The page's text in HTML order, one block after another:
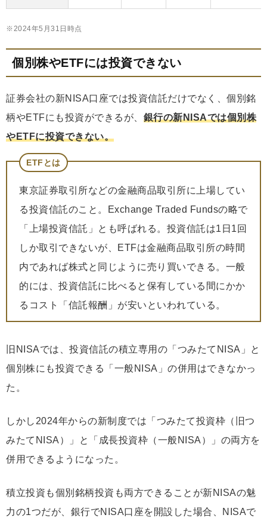
※2024年5月31日時点
個別株やETFには投資できない
証券会社の新NISA口座では投資信託だけでなく、個別銘
柄やETFにも投資ができるが、 銀行の新NISAでは個別株
やETFに投資できない。
ETFとは
東京証券取引所などの金融商品取引所に上場してい
る投資信託のこと。Exchange Traded Fundsの略で
「上場投資信託」とも呼ばれる。投資信託は1日1回
しか取引できないが、ETFは金融商品取引所の時間
内であれば株式と同じように売り買いできる。一般
的には、投資信託に比べると保有している間にかか
るコスト「信託報酬」が安いといわれている。
旧NISAでは、投資信託の積立専用の「つみたてNISA」と
個別株にも投資できる「一般NISA」の併用はできなかっ
た。
しかし2024年からの新制度では「つみたて投資枠（旧つ
みたてNISA）」と「成長投資枠（一般NISA）」の両方を
併用できるようになった。
積立投資も個別銘柄投資も両方できることが新NISAの魅
力の1つだが、銀行でNISA口座を開設した場合、NISAで